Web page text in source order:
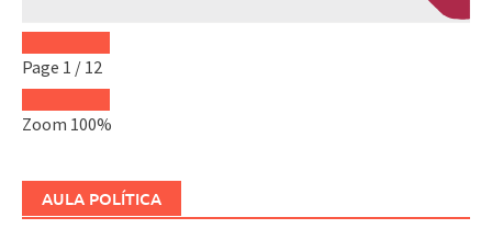
Page 1 / 12
Zoom 100%
AULA POLÍTICA